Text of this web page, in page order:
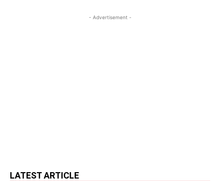
- Advertisement -
LATEST ARTICLE